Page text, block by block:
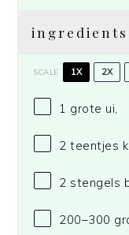
ingredients
SCALE 1X 2X
1 grote ui,
2 teentjes
2 stengels
200–300